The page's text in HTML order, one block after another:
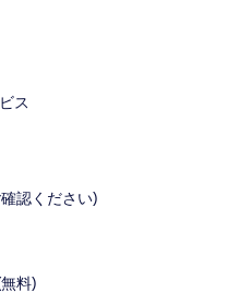
ス
認ください)
料)